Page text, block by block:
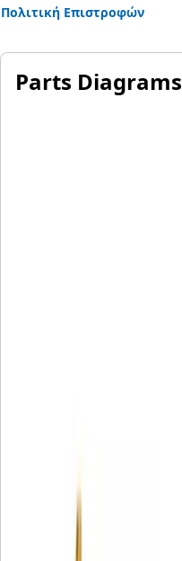
Πολιτική Επιστροφών
Parts Diagrams